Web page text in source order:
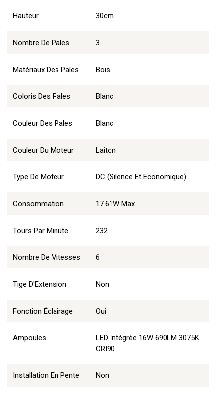
Hauteur 30cm
Nombre De Pales 3
Matériaux Des Pales Bois
Coloris Des Pales Blanc
Couleur Des Pales Blanc
Couleur Du Moteur Laiton
Type De Moteur DC (Silence Et Economique)
Consommation 17.61W Max
Tours Par Minute 232
Nombre De Vitesses 6
Tige D'Extension Non
Fonction Éclairage Oui
Ampoules
LED Intégrée 16W 690LM 3075K
CRI90
Installation En Pente Non